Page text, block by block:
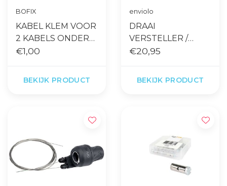
BOFIX
KABEL KLEM VOOR
2 KABELS ONDER
FRAME OF
€1,00
BEKIJK PRODUCT
enviolo
DRAAI
VERSTELLER /
GRIPSHIFT
€20,95
BEKIJK PRODUCT